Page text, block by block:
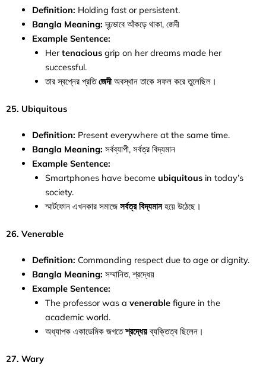
Definition: Holding fast or persistent.
Bangla Meaning: দৃঢ়ভাবে আঁকড়ে থাকা, জেদী
Example Sentence:
Hertenaciousgrip on her dreams made her
successful.
তার স্বপ্নের প্রতিজেদীঅবস্থান তাকে সফল করে তুলেছিল।
25. Ubiquitous
Definition: Present everywhere at the same time.
Bangla Meaning: সর্বব্যাপী, সর্বত্র বিদ্যমান
Example Sentence:
Smartphones have become ubiquitousin today’s
society.
স্মার্টফোন এখনকার সমাজে সর্বত্র বিদ্যমানহয়ে উঠেছে।
26. Venerable
Definition: Commanding respect due to age or dignity.
Bangla Meaning: সম্মানিত, শ্রদ্ধেয়
Example Sentence:
The professor was a venerablefigure in the
academic world.
অধ্যাপক একাডেমিক জগতেশ্রদ্ধেয়ব্যক্তিত্ব ছিলেন।
27. Wary